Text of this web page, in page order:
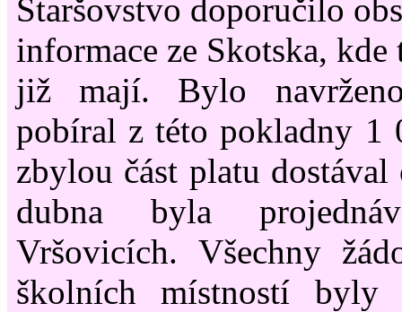
Staršovstvo doporučilo
informace ze Skotska,
již mají. Bylo
pobíral z této pokladny 1
zbylou část platu
dubna byla
Vršovicích. Všechny
školních místností byly